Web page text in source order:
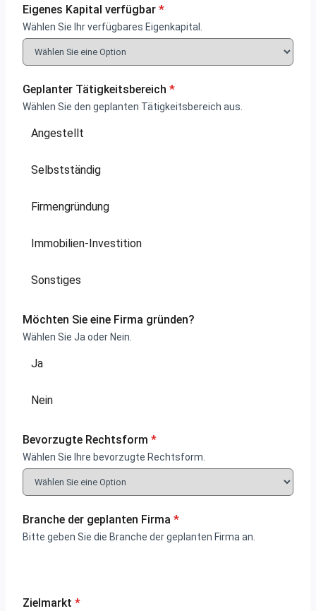
Eigenes Kapital verfügbar *
Wählen Sie Ihr verfügbares Eigenkapital.
Geplanter Tätigkeitsbereich *
Wählen Sie den geplanten Tätigkeitsbereich aus.
Angestellt
Selbstständig
Firmengründung
Immobilien-Investition
Sonstiges
Möchten Sie eine Firma gründen?
Wählen Sie Ja oder Nein.
Ja
Nein
Bevorzugte Rechtsform *
Wählen Sie Ihre bevorzugte Rechtsform.
Branche der geplanten Firma *
Bitte geben Sie die Branche der geplanten Firma an.
Zielmarkt *